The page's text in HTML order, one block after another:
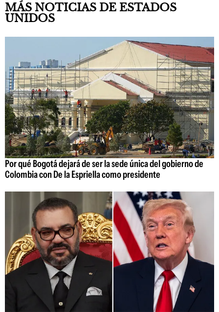
MÁS NOTICIAS DE ESTADOS
UNIDOS
Por qué Bogotá dejará de ser la sede única del gobierno de
Colombia con De la Espriella como presidente